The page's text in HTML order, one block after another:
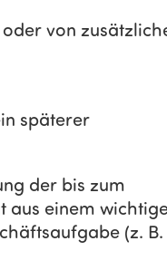
von
späterer
der bis zum
aus einem
(z. B.